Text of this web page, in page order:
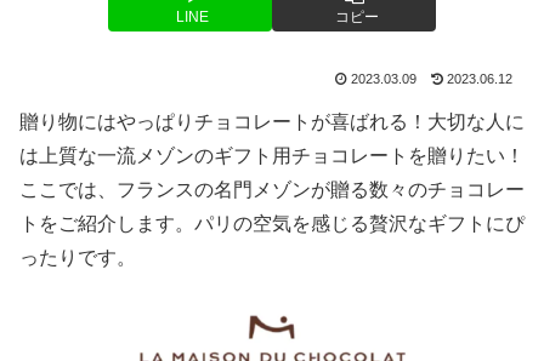
LINE コピー
2023.03.09 2023.06.12
贈り物にはやっぱりチョコレートが喜ばれる！大切な人に
は上質な一流メゾンのギフト用チョコレートを贈りたい！
ここでは、フランスの名門メゾンが贈る数々のチョコレー
トをご紹介します。パリの空気を感じる贅沢なギフトにぴ
ったりです。